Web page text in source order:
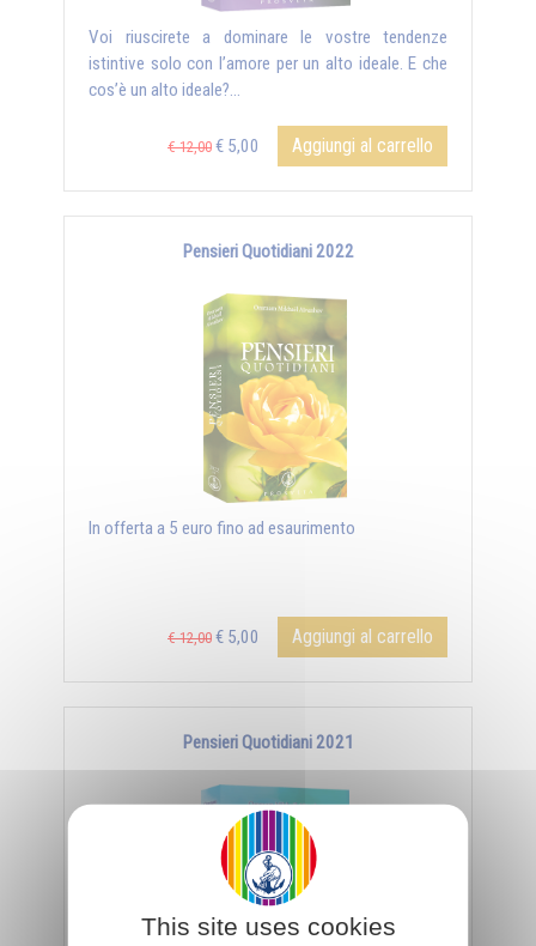
Voi riuscirete a dominare le vostre tendenze
istintive solo con l’amore per un alto ideale. E che
cos’è un alto ideale?...
€ 12,00 € 5,00 Aggiungi al carrello
Pensieri Quotidiani 2022
In offerta a 5 euro fino ad esaurimento
€ 12,00 € 5,00 Aggiungi al carrello
Pensieri Quotidiani 2021
This site uses cookies